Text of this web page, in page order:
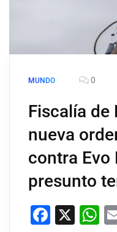
MUNDO 0
Fiscalía de
nueva
contra Evo
presunto
X